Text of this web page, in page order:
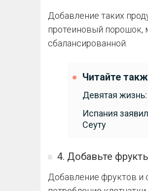
Добавление таких
протеиновый порошок,
сбалансированной.
Читайте
Девятая
Испания
Сеуту
4. Добавьте
Добавление фруктов и